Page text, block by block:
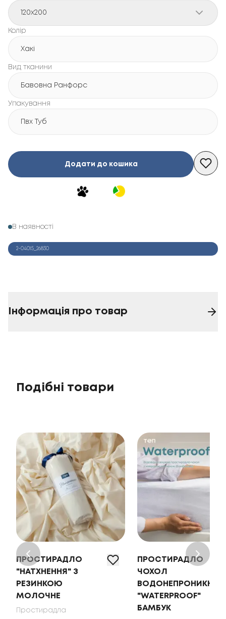
120x200
Колір
Хакі
Вид тканини
Бавовна Ранфорс
Упакування
Пвх Туб
Додати до кошика
В наявності
2-04015_26830
Інформація про товар
Подібні товари
ПРОСТИРАДЛО
"НАТХНЕННЯ" З
РЕЗИНКОЮ
МОЛОЧНЕ
Простирадла
ПРОСТИРАДЛО
ЧОХОЛ
ВОДОНЕПРОНИКНИЙ
"WATERPROOF"
БАМБУК